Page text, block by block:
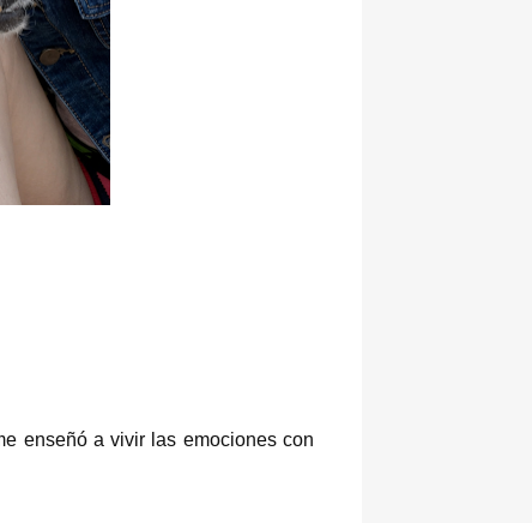
enseñó a vivir las emociones con